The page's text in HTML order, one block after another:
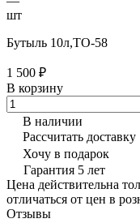
шт
Бутыль 10л,ТО-58
1 500 ₽
В корзину
В наличии
Рассчитать доставку
Хочу в подарок
Гарантия 5 лет
Цена действительна
отличаться от цен в
Отзывы